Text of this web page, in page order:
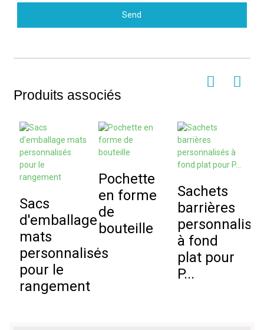
Send
Produits associés
Sacs
d'emballage
mats
personnalisés
pour le
rangement
Pochette
en forme
de
bouteille
Sachets
barrières
à fond
plat pour
P...